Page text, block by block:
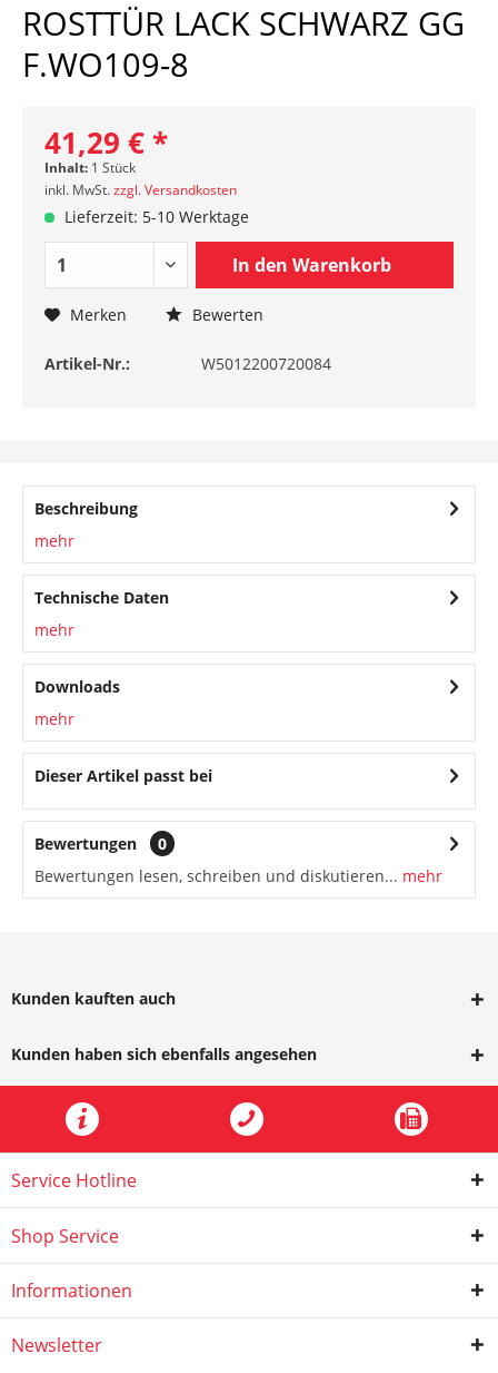
ROSTTÜR LACK SCHWARZ GG
F.WO109-8
41,29 € *
Inhalt: 1 Stück
inkl. MwSt.zzgl. Versandkosten
Lieferzeit: 5-10 Werktage
In den Warenkorb
Merken Bewerten
Artikel-Nr.: W5012200720084
Beschreibung
mehr
Technische Daten
mehr
Downloads
mehr
Dieser Artikel passt bei
Bewertungen
0
Bewertungen lesen, schreiben und diskutieren... mehr
Kunden kauften auch
Kunden haben sich ebenfalls angesehen
Service Hotline
Shop Service
Informationen
Newsletter